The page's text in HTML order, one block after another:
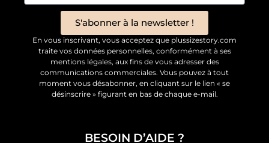
S'abonner à la newsletter !
En vous inscrivant, vous acceptez que plussizestory.com
traite vos données personnelles, conformément à ses
mentions légales, aux fins de vous adresser des
communications commerciales. Vous pouvez à tout
moment vous désabonner, en cliquant sur le lien « se
désinscrire » figurant en bas de chaque e-mail.
BESOIN D’AIDE ?